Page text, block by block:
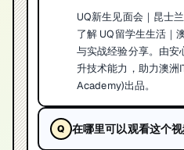
UQ新生见面会｜昆士
了解 UQ留学生生活｜
与实战经验分享。由安
升技术能力，助力澳洲
Academy)出品。
在哪里可以观看这个视